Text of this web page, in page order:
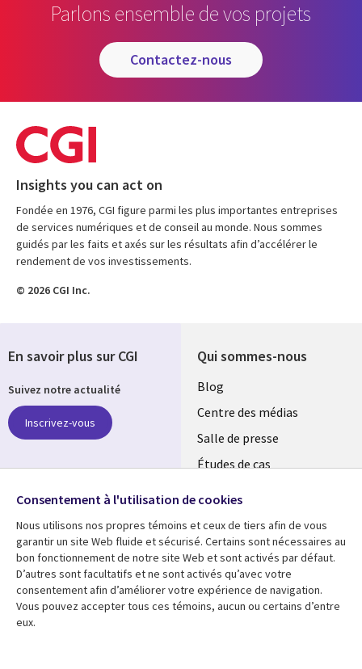
Parlons ensemble de vos projets
contactez-nous
Insights you can act on
Fondée en 1976, CGI figure parmi les plus importantes entreprises
de services numériques et de conseil au monde. Nous sommes
guidés par les faits et axés sur les résultats afin d’accélérer le
rendement de vos investissements.
© 2026 CGI Inc.
Qui sommes-nous
Useful
links
LUXEMBOURG
Blog
Centre des médias
Salle de presse
Études de cas
Ressources
Library
Articles
Support
En savoir plus sur CGI
Suivez notre actualité
Inscrivez-vous
réseaux
Social
Media
LUXEMBOURG
Consentement à l'utilisation de cookies
Nous utilisons nos propres témoins et ceux de tiers afin de vous
garantir un site Web fluide et sécurisé. Certains sont nécessaires au
bon fonctionnement de notre site Web et sont activés par défaut.
D’autres sont facultatifs et ne sont activés qu’avec votre
consentement afin d’améliorer votre expérience de navigation.
Vous pouvez accepter tous ces témoins, aucun ou certains d’entre
eux.